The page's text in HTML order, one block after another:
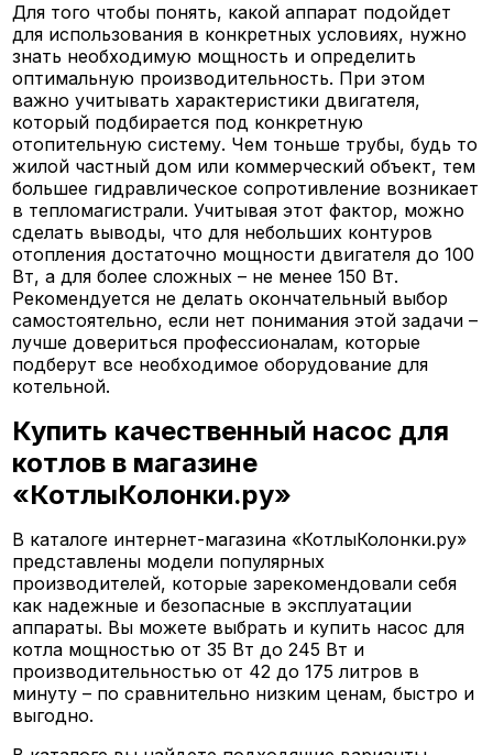
Для того чтобы понять, какой аппарат подойдет
для использования в конкретных условиях, нужно
знать необходимую мощность и определить
оптимальную производительность. При этом
важно учитывать характеристики двигателя,
который подбирается под конкретную
отопительную систему. Чем тоньше трубы, будь то
жилой частный дом или коммерческий объект, тем
большее гидравлическое сопротивление возникает
в тепломагистрали. Учитывая этот фактор, можно
сделать выводы, что для небольших контуров
отопления достаточно мощности двигателя до 100
Вт, а для более сложных – не менее 150 Вт.
Рекомендуется не делать окончательный выбор
самостоятельно, если нет понимания этой задачи –
лучше довериться профессионалам, которые
подберут все необходимое оборудование для
котельной.
Купить качественный насос для
котлов в магазине
«КотлыКолонки.ру»
В каталоге интернет-магазина «КотлыКолонки.ру»
представлены модели популярных
производителей, которые зарекомендовали себя
как надежные и безопасные в эксплуатации
аппараты. Вы можете выбрать и купить насос для
котла мощностью от 35 Вт до 245 Вт и
производительностью от 42 до 175 литров в
минуту – по сравнительно низким ценам, быстро и
выгодно.